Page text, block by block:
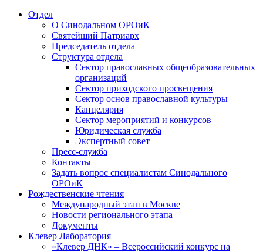
Отдел
О Синодальном ОРОиК
Святейший Патриарх
Председатель отдела
Структура отдела
Сектор православных общеобразовательных
организаций
Сектор приходского просвещения
Сектор основ православной культуры
Канцелярия
Сектор мероприятий и конкурсов
Юридическая служба
Экспертный совет
Пресс-служба
Контакты
Задать вопрос специалистам Синодального
ОРОиК
Рождественские чтения
Международный этап в Москве
Новости регионального этапа
Документы
Клевер Лаборатория
«Клевер ДНК» – Всероссийский конкурс на